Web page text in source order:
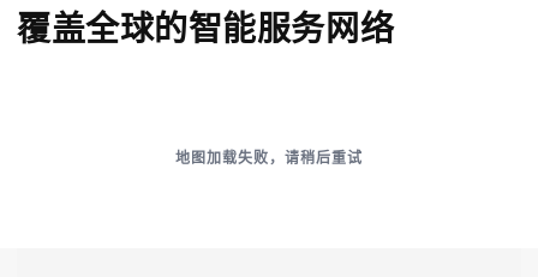
覆盖全球的智能服务网络
地图加载失败，请稍后重试